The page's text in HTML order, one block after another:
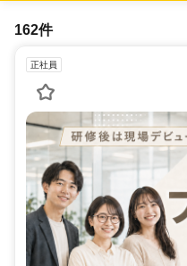
162件
正社員